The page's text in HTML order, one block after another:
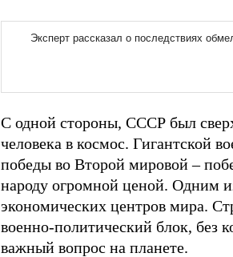
С одной стороны, СССР был
человека в космос. Гигантской
победы во Второй мировой –
народу огромной ценой. Одним
экономических центров мира.
военно-политический блок, без
важный вопрос на планете.